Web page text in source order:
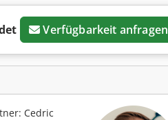
Verfügbarkeit anfragen
Cedric